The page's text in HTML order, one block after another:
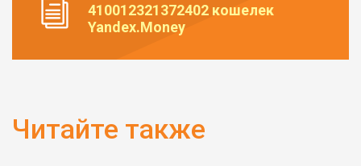
410012321372402 кошелек
Yandex.Money
Читайте также